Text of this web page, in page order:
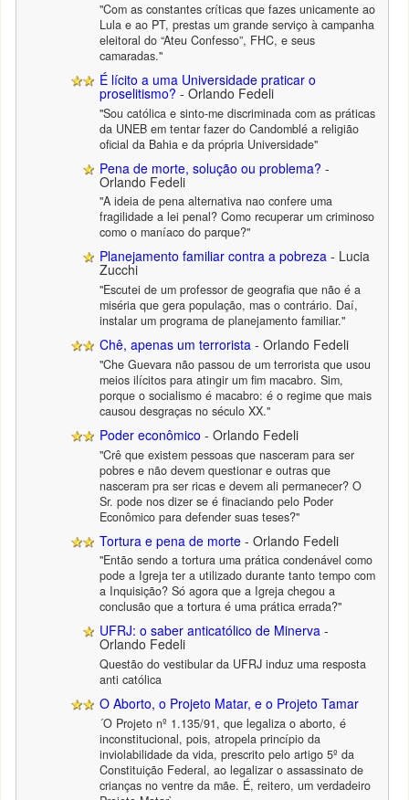
"Com as constantes críticas que fazes unicamente ao
Lula e ao PT, prestas um grande serviço à campanha
eleitoral do “Ateu Confesso”, FHC, e seus
camaradas."
É lícito a uma Universidade praticar o
proselitismo? - Orlando Fedeli
"Sou católica e sinto-me discriminada com as práticas
da UNEB em tentar fazer do Candomblé a religião
oficial da Bahia e da própria Universidade"
Pena de morte, solução ou problema? -
Orlando Fedeli
"A ideia de pena alternativa nao confere uma
fragilidade a lei penal? Como recuperar um criminoso
como o maníaco do parque?"
Planejamento familiar contra a pobreza - Lucia
Zucchi
"Escutei de um professor de geografia que não é a
miséria que gera população, mas o contrário. Daí,
instalar um programa de planejamento familiar."
Chê, apenas um terrorista - Orlando Fedeli
"Che Guevara não passou de um terrorista que usou
meios ilícitos para atingir um fim macabro. Sim,
porque o socialismo é macabro: é o regime que mais
causou desgraças no século XX."
Poder econômico - Orlando Fedeli
"Crê que existem pessoas que nasceram para ser
pobres e não devem questionar e outras que
nasceram pra ser ricas e devem ali permanecer? O
Sr. pode nos dizer se é finaciando pelo Poder
Econômico para defender suas teses?"
Tortura e pena de morte - Orlando Fedeli
"Então sendo a tortura uma prática condenável como
pode a Igreja ter a utilizado durante tanto tempo com
a Inquisição? Só agora que a Igreja chegou a
conclusão que a tortura é uma prática errada?"
UFRJ: o saber anticatólico de Minerva -
Orlando Fedeli
Questão do vestibular da UFRJ induz uma resposta
anti católica
O Aborto, o Projeto Matar, e o Projeto Tamar
´O Projeto nº 1.135/91, que legaliza o aborto, é
inconstitucional, pois, atropela princípio da
inviolabilidade da vida, prescrito pelo artigo 5º da
Constituição Federal, ao legalizar o assassinato de
crianças no ventre da mãe. É, reitero, um verdadeiro